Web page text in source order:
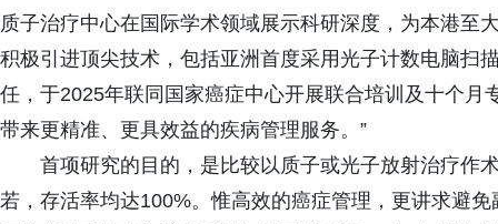
质子治疗中心在国际学术领域展示科研深度，为本港至
积极引进顶尖技术，包括亚洲首度采用光子计数电脑扫
任，于2025年联同国家癌症中心开展联合培训及十个
带来更精准、更具效益的疾病管理服务。”
首项研究的目的，是比较以质子或光子放射治疗作
若，存活率均达100%。惟高效的癌症管理，更讲求避